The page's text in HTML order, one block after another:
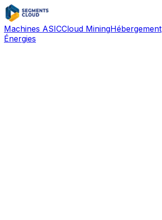
Machines ASICCloud MiningHébergement
Énergies